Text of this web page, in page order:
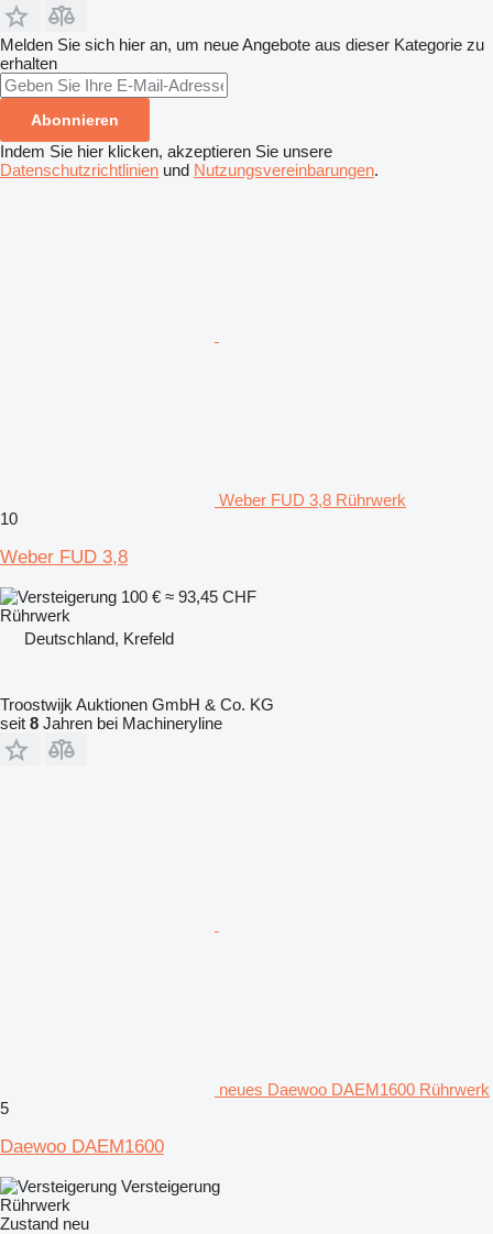
Melden Sie sich hier an, um neue Angebote aus dieser Kategorie zu
erhalten
Abonnieren
Indem Sie hier klicken, akzeptieren Sie unsere
Datenschutzrichtlinien und Nutzungsvereinbarungen.
Weber FUD 3,8 Rührwerk
10
Weber FUD 3,8
100 € ≈ 93,45 CHF
Rührwerk
Deutschland, Krefeld
Troostwijk Auktionen GmbH & Co. KG
seit 8 Jahren bei Machineryline
neues Daewoo DAEM1600 Rührwerk
5
Daewoo DAEM1600
Versteigerung
Rührwerk
Zustand neu